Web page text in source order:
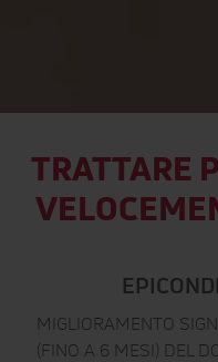
TRATTARE
MIGLIORAMENTO
(FINO A 6 MESI) DEL